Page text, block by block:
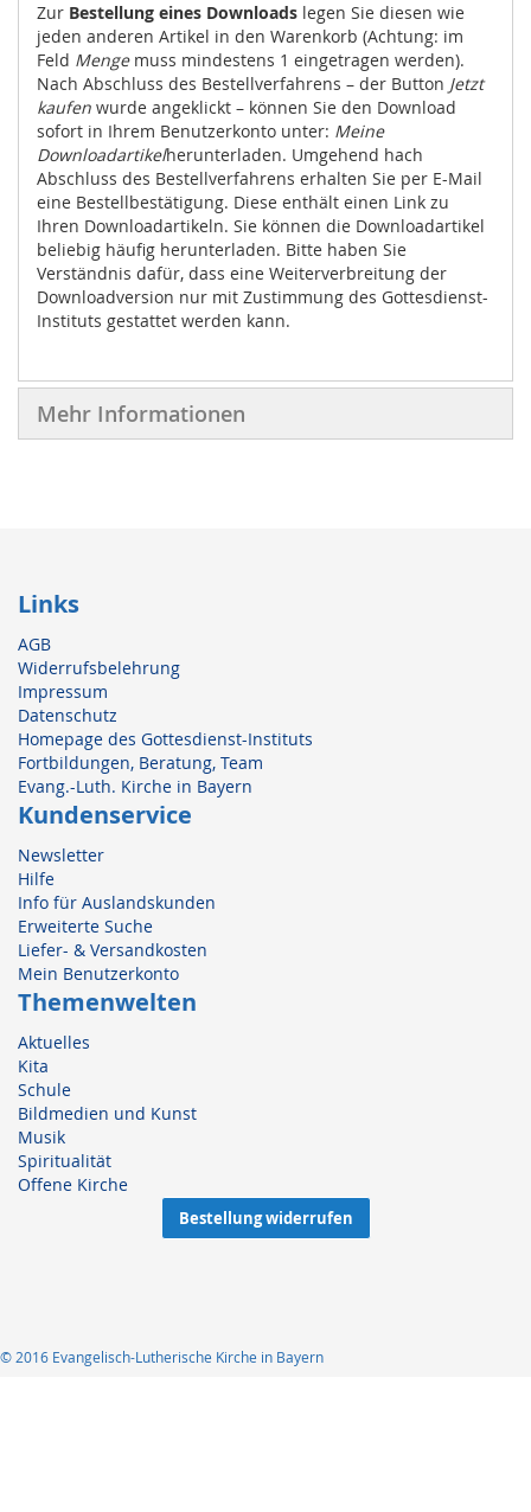
Zur Bestellung eines Downloads legen Sie diesen wie
jeden anderen Artikel in den Warenkorb (Achtung: im
Feld Mengemuss mindestens 1 eingetragen werden).
Nach Abschluss des Bestellverfahrens – der Button Jetzt
kaufen wurde angeklickt – können Sie den Download
sofort in Ihrem Benutzerkonto unter: Meine
Downloadartikelherunterladen. Umgehend hach
Abschluss des Bestellverfahrens erhalten Sie per E-Mail
eine Bestellbestätigung. Diese enthält einen Link zu
Ihren Downloadartikeln. Sie können die Downloadartikel
beliebig häufig herunterladen. Bitte haben Sie
Verständnis dafür, dass eine Weiterverbreitung der
Downloadversion nur mit Zustimmung des Gottesdienst-
Instituts gestattet werden kann.
Mehr Informationen
Links
AGB
Widerrufsbelehrung
Impressum
Datenschutz
Homepage des Gottesdienst-Instituts
Fortbildungen, Beratung, Team
Evang.-Luth. Kirche in Bayern
Kundenservice
Newsletter
Hilfe
Info für Auslandskunden
Erweiterte Suche
Liefer- & Versandkosten
Mein Benutzerkonto
Themenwelten
Aktuelles
Kita
Schule
Bildmedien und Kunst
Musik
Spiritualität
Offene Kirche
Bestellung widerrufen
© 2016 Evangelisch-Lutherische Kirche in Bayern